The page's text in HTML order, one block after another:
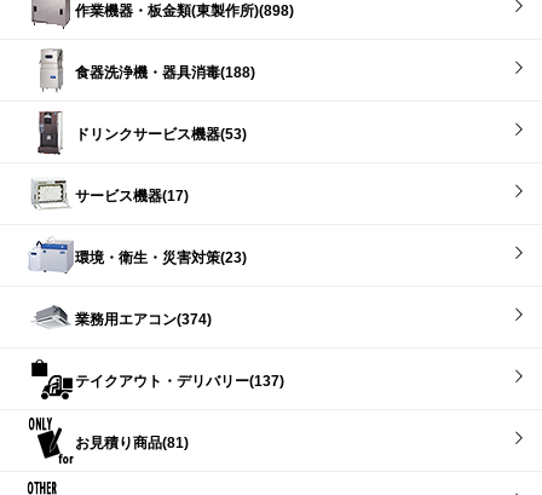
作業機器・板金類(東製作所)(898)
食器洗浄機・器具消毒(188)
ドリンクサービス機器(53)
サービス機器(17)
環境・衛生・災害対策(23)
業務用エアコン(374)
テイクアウト・デリバリー(137)
お見積り商品(81)